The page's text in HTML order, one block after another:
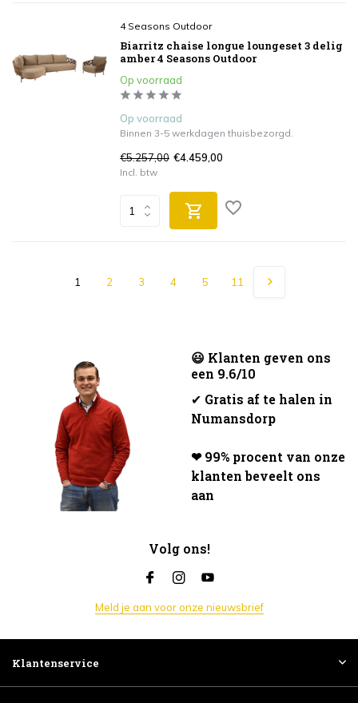
4 Seasons Outdoor
Biarritz chaise longue loungeset 3 delig
amber 4 Seasons Outdoor
Op voorraad
Op voorraad
Binnen 3-5 werkdagen thuisbezorgd.
€5.257,00 €4.459,00
Incl. btw
1 2 3 4 5 11
😃 Klanten geven ons
een 9.6/10
✔ Gratis af te halen in
Numansdorp
❤ 99% procent van onze
klanten beveelt ons
aan
Volg ons!
Meld je aan voor onze nieuwsbrief
Klantenservice